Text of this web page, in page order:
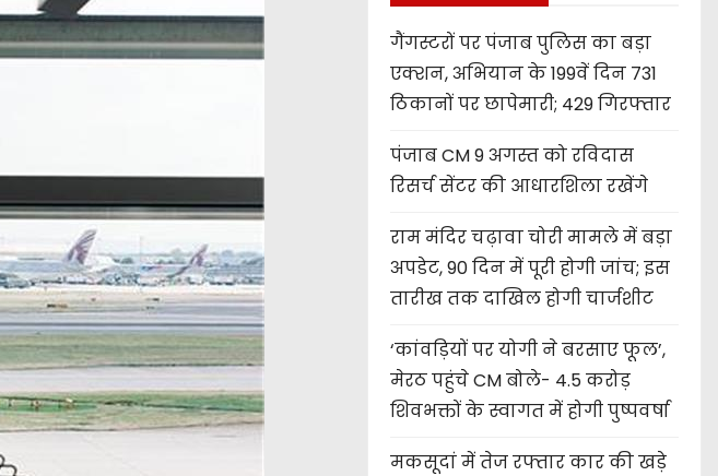
गैंगस्टरों पर पंजाब पुलिस का बड़ा
एक्शन, अभियान के 199वें दिन 731
ठिकानों पर छापेमारी; 429 गिरफ्तार
पंजाब CM 9 अगस्त को रविदास
रिसर्च सेंटर की आधारशिला रखेंगे
राम मंदिर चढ़ावा चोरी मामले में बड़ा
अपडेट, 90 दिन में पूरी होगी जांच; इस
तारीख तक दाखिल होगी चार्जशीट
‘कांवड़ियों पर योगी ने बरसाए फूल’,
मेरठ पहुंचे CM बोले- 4.5 करोड़
शिवभक्तों के स्वागत में होगी पुष्पवर्षा
मकसूदां में तेज रफ्तार कार की खड़े